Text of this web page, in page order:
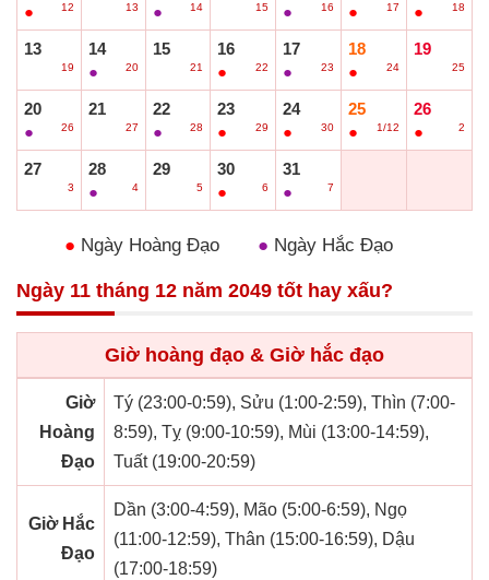
●
12 13
●
14 15
●
16
●
17
●
18
13
19
14
●
20
15
21
16
●
22
17
●
23
18
●
24
19
25
20
●
26
21
27
22
●
28
23
●
29
24
●
30
25
●
1/12
26
●
2
27
3
28
●
4
29
5
30
●
6
31
●
7
● Ngày Hoàng Đạo ● Ngày Hắc Đạo
Ngày 11 tháng 12 năm 2049 tốt hay xấu?
Giờ hoàng đạo & Giờ hắc đạo
Giờ
Hoàng
Đạo
Tý (23:00-0:59), Sửu (1:00-2:59), Thìn (7:00-
8:59), Tỵ (9:00-10:59), Mùi (13:00-14:59),
Tuất (19:00-20:59)
Giờ Hắc
Đạo
Dần (3:00-4:59), Mão (5:00-6:59), Ngọ
(11:00-12:59), Thân (15:00-16:59), Dậu
(17:00-18:59)